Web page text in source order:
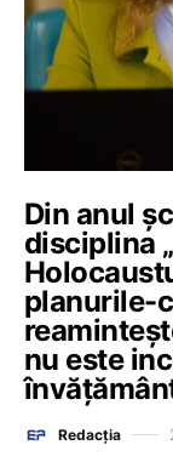
Din anul
disciplina
planurile-
nu este
Redacția